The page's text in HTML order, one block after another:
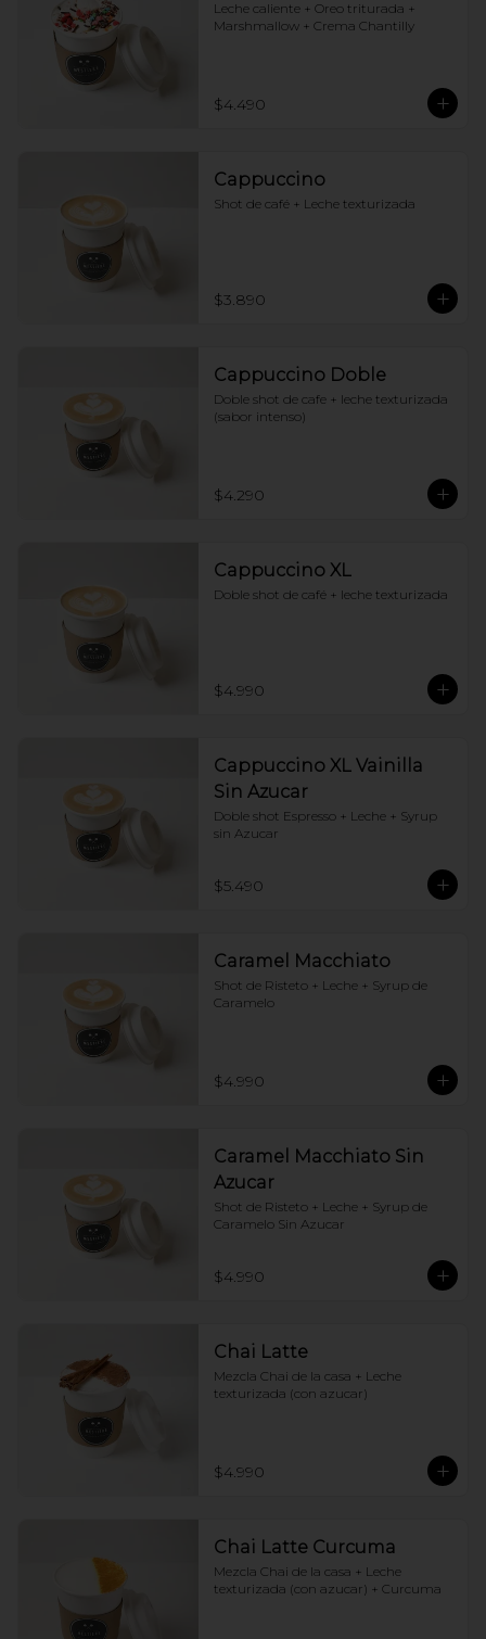
Leche caliente + Oreo triturada +
Marshmallow + Crema Chantilly
$4.490
Cappuccino
Shot de café + Leche texturizada
$3.890
Cappuccino Doble
Doble shot de cafe + leche texturizada
(sabor intenso)
$4.290
Cappuccino XL
Doble shot de café + leche texturizada
$4.990
Cappuccino XL Vainilla
Sin Azucar
Doble shot Espresso + Leche + Syrup
sin Azucar
$5.490
Caramel Macchiato
Shot de Risteto + Leche + Syrup de
Caramelo
$4.990
Caramel Macchiato Sin
Azucar
Shot de Risteto + Leche + Syrup de
Caramelo Sin Azucar
$4.990
Chai Latte
Mezcla Chai de la casa + Leche
texturizada (con azucar)
$4.990
Chai Latte Curcuma
Mezcla Chai de la casa + Leche
texturizada (con azucar) + Curcuma